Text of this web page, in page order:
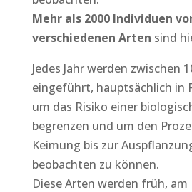
Mehr als 2000 Individuen
verschiedenen Arten sind
Jedes Jahr werden zwischen
eingeführt, hauptsächlich in
um das Risiko einer
begrenzen und um den
Keimung bis zur
beobachten zu können.
Diese Arten werden früh, am